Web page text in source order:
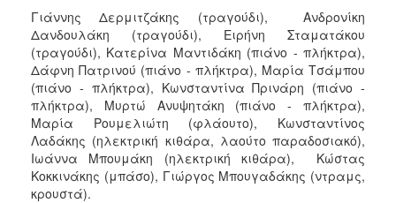
Γιάννης Δερμιτζάκης (τραγούδι), Ανδρονίκη
Δανδουλάκη (τραγούδι), Ειρήνη Σταματάκου
(τραγούδι), Κατερίνα Μαντιδάκη (πιάνο - πλήκτρα),
Δάφνη Πατρινού (πιάνο - πλήκτρα), Μαρία Τσάμπου
(πιάνο - πλήκτρα), Κωνσταντίνα Πρινάρη (πιάνο -
πλήκτρα), Μυρτώ Ανυψητάκη (πιάνο - πλήκτρα),
Μαρία Ρουμελιώτη (φλάουτο), Κωνσταντίνος
Λαδάκης (ηλεκτρική κιθάρα, λαούτο παραδοσιακό),
Ιωάννα Μπουμάκη (ηλεκτρική κιθάρα), Κώστας
Κοκκινάκης (μπάσο), Γιώργος Μπουγαδάκης (ντραμς,
κρουστά).